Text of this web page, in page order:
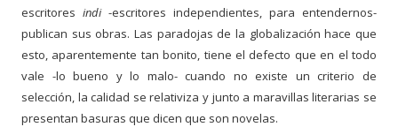
escritores indi -escritores independientes, para entendernos-
publican sus obras. Las paradojas de la globalización hace que
esto, aparentemente tan bonito, tiene el defecto que en el todo
vale -lo bueno y lo malo- cuando no existe un criterio de
selección, la calidad se relativiza y junto a maravillas literarias se
presentan basuras que dicen que son novelas.